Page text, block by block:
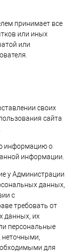
принимает все
или иных
или
своих
сайта
информацию о
информации.
у Администрации
данных,
с
требовать от
данных, их
персональные
для